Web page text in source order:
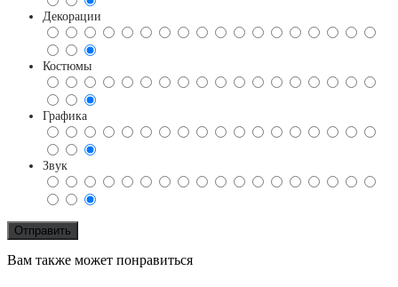
Декорации
Костюмы
Графика
Звук
Вам также может понравиться